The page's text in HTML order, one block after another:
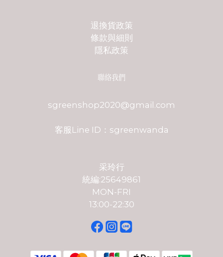
退換貨政策
條款與細則
隱私政策
聯絡我們
sgreenshop2020@gmail.com
客服Line ID：sgreenwanda
采玲行
統編:25649861
MON-FRI
13:00-22:30